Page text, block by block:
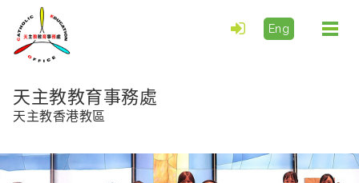
Eng
天主教教育事務處
天主教香港教區